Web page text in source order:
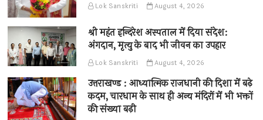
Lok Sanskriti August 4, 2026
श्री महंत इन्दिरेश अस्पताल में दिया संदेश:
अंगदान, मृत्यु के बाद भी जीवन का उपहार
Lok Sanskriti August 4, 2026
उत्तराखण्ड : आध्यात्मिक राजधानी की दिशा में बढ़े
कदम, चारधाम के साथ ही अन्य मंदिरों में भी भक्तों
की संख्या बढ़ी